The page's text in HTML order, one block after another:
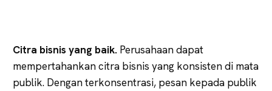
Citra bisnis yang baik. Perusahaan dapat
mempertahankan citra bisnis yang konsisten di mata
publik. Dengan terkonsentrasi, pesan kepada publik